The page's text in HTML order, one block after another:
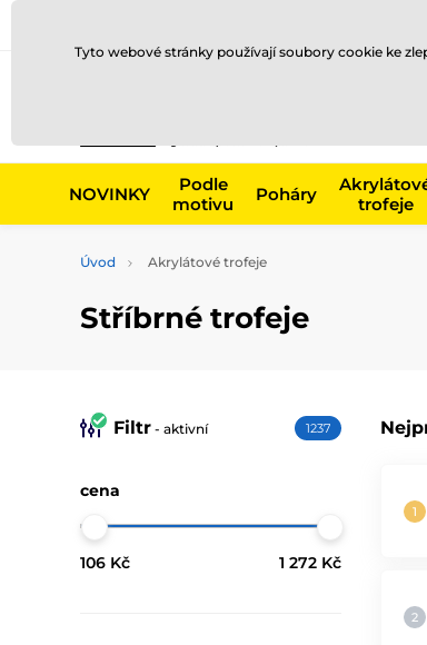
NOVINKY
Podle
motivu
Poháry
trofeje
Úvod Akrylátové trofeje
Stříbrné trofeje
Filtr - aktivní 1237
cena
106 Kč 1 272 Kč
Tyto webové stránky používají soubory cookie ke